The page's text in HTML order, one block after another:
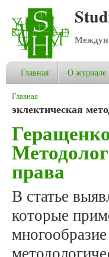
Главная О журнале
Вы здесь
Главная
эклектическая
права
В статье
которые